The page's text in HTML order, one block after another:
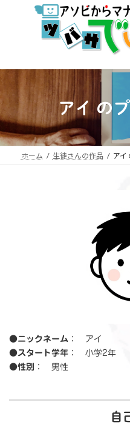
ス
キ
プ
ン
に
動
アイ の
ホーム 生徒さんの作品 アイ
●ニックネーム ： アイ
●スタート学年 ： 小学2年
●性別
： 男性
自